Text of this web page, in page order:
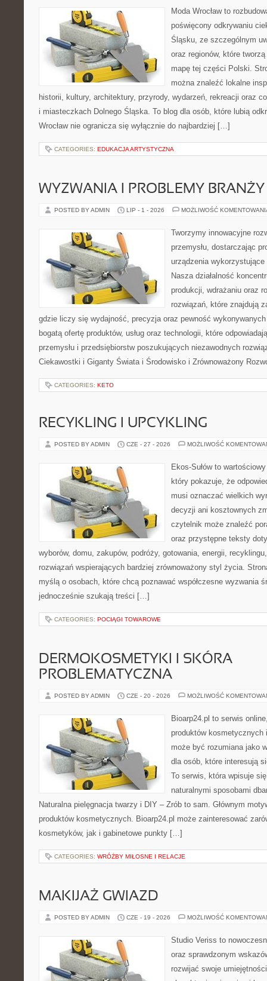
Moda Wrocław to
poświęcony odkrywaniu
Śląsku, ze szczególnym
oraz regionów, które
mapę tej części Polski.
można znaleźć lokalne
historii, kultury, architektury, przyrody, wydarzeń, rekreacji oraz
i miasteczkach Dolnego Śląska. To blog dla osób, które lubią
Wrocław nie ogranicza się wyłącznie do najbardziej […]
CATEGORIES: EDUKACJA ARTYSTYCZNA
WYZWANIA I PROBLEMY BRANŻY
POSTED BY ADMIN LIP - 1 - 2026 MOŻLIWOŚĆ
Tworzymy innowacyjne
przemysłu, dostarczając
urządzenia
Nasza działalność
produkcji, wdrażaniu oraz
rozwiązań, które znajdują
gdzie liczy się wydajność, precyzja oraz pewność
bogatą ofertę produktów, usług oraz technologii, które
przemysłu i przedsiębiorstw poszukujących niezawodnych
Ciekawostki i Giganty Świata i Środowisko i Zrównoważony
CATEGORIES: KETO
RECYKLING I UPCYKLING
POSTED BY ADMIN CZE - 27 - 2026 MOŻLIWOŚĆ
Ekos-Sułów to
który pokazuje, że
musi oznaczać wielkich
decyzji ani kosztownych
czytelnik może znaleźć
oraz przystępne teksty
wyborów, domu, zakupów, podróży, gotowania, energii,
rozwiązań wspierających bardziej zrównoważony styl życia.
myślą o osobach, które chcą poznawać współczesne wyzwania
jednocześnie szukają treści […]
CATEGORIES: POCIĄGI TOWAROWE
DERMOKOSMETYKI I SKÓRA
PROBLEMATYCZNA
POSTED BY ADMIN CZE - 20 - 2026 MOŻLIWOŚĆ
Bioarp24.pl to serwis
produktów kosmetycznych
może być rozumiana jako
dla osób, które interesują
To serwis, która wpisuje
naturalnymi sposobami
Naturalna pielęgnacja twarzy i DIY – Zrób to sam. Głównym
produktów kosmetycznych. Bioarp24.pl może zainteresować
kosmetyków, jak i gabinetowe punkty […]
CATEGORIES: WRÓŻBY MIŁOSNE I RELACJE
MAKIJAŻ GWIAZD
POSTED BY ADMIN CZE - 19 - 2026 MOŻLIWOŚĆ
Studio Veriss to
oraz sprawdzonym
rozwijać swoje